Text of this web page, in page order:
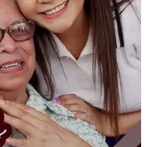
libertad, el juez
pago de la reparación
La sentencia
de los derechos
y la negativa de
fin de garantizar el
en reclusión.